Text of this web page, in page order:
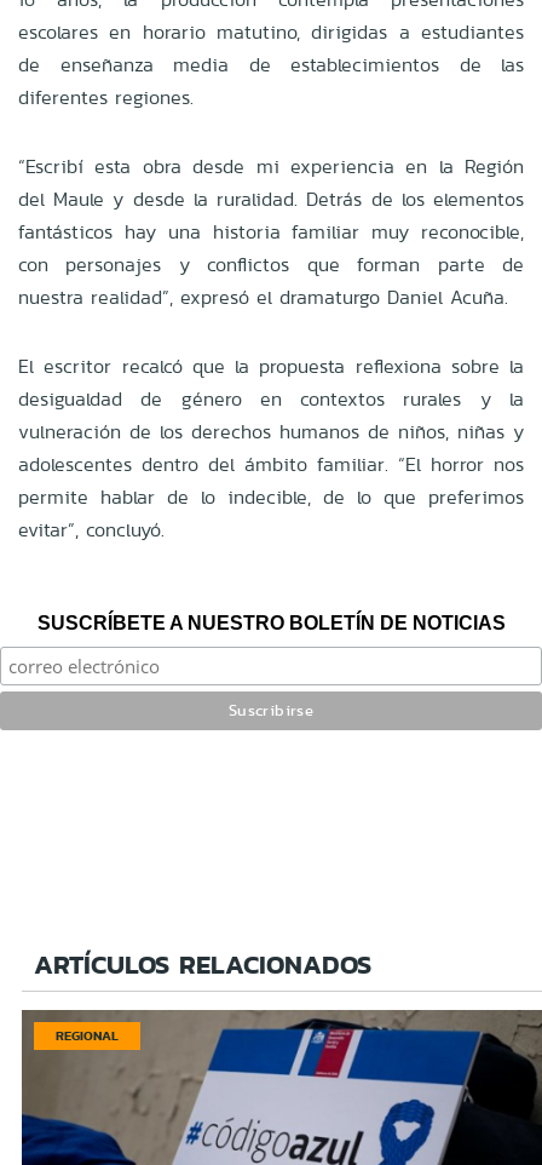
escolares en horario matutino, dirigidas a estudiantes
de enseñanza media de establecimientos de las
diferentes regiones.
“Escribí esta obra desde mi experiencia en la Región
del Maule y desde la ruralidad. Detrás de los elementos
fantásticos hay una historia familiar muy reconocible,
con personajes y conflictos que forman parte de
nuestra realidad”, expresó el dramaturgo Daniel Acuña.
El escritor recalcó que la propuesta reflexiona sobre la
desigualdad de género en contextos rurales y la
vulneración de los derechos humanos de niños, niñas y
adolescentes dentro del ámbito familiar. “El horror nos
permite hablar de lo indecible, de lo que preferimos
evitar”, concluyó.
SUSCRÍBETE A NUESTRO BOLETÍN DE NOTICIAS
ARTÍCULOS RELACIONADOS
REGIONAL